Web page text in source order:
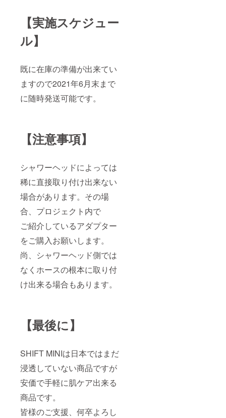
【実施スケジュー
ル】
既に在庫の準備が出来てい
ますので2021年6月末まで
に随時発送可能です。
【注意事項】
シャワーヘッドによっては
稀に直接取り付け出来ない
場合があります。その場
合、プロジェクト内で
ご紹介しているアダプター
をご購入お願いします。
尚、シャワーヘッド側では
なくホースの根本に取り付
け出来る場合もあります。
【最後に】
SHIFT MINIは日本ではまだ
浸透していない商品ですが
安価で手軽に肌ケア出来る
商品です。
皆様のご支援、何卒よろし